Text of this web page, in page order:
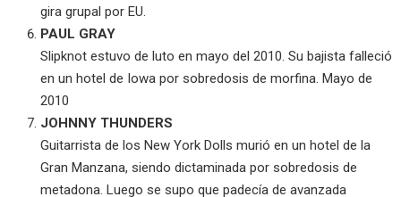
gira grupal por EU.
PAUL GRAY
Slipknot estuvo de luto en mayo del 2010. Su bajista falleció
en un hotel de Iowa por sobredosis de morfina. Mayo de
2010
JOHNNY THUNDERS
Guitarrista de los New York Dolls murió en un hotel de la
Gran Manzana, siendo dictaminada por sobredosis de
metadona. Luego se supo que padecía de avanzada